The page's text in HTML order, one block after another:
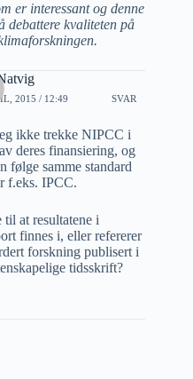
er interessant og denne
debattere kvaliteten på
2015 / 12:49 SVAR
ikke trekke NIPCC i
deres finansiering, og
følge samme standard
f.eks. IPCC.
til at resultatene i
finnes i, eller refererer
forskning publisert i
tidsskrift?